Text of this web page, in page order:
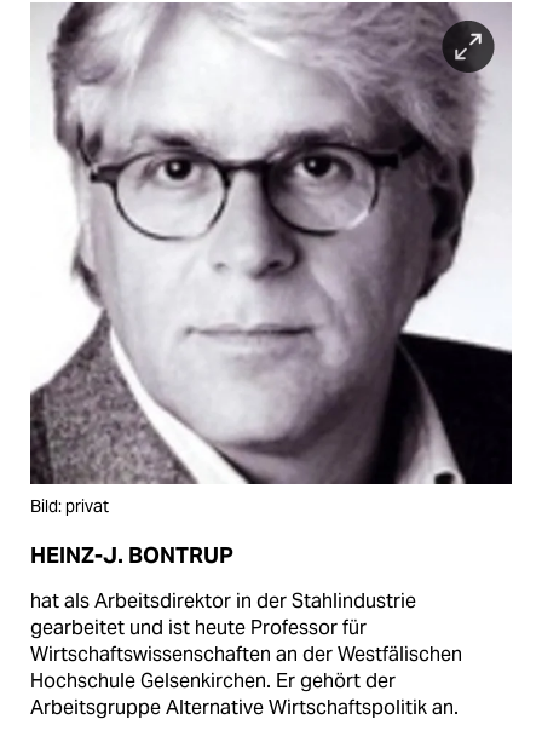
Bild: privat
HEINZ-J. BONTRUP
hat als Arbeitsdirektor in der Stahlindustrie
gearbeitet und ist heute Professor für
Wirtschaftswissenschaften an der Westfälischen
Hochschule Gelsenkirchen. Er gehört der
Arbeitsgruppe Alternative Wirtschaftspolitik an.